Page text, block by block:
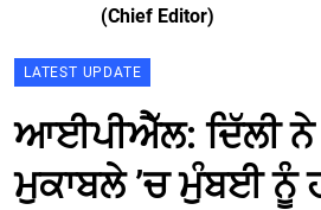
(Chief Editor)
LATEST UPDATE
ਆਈਪੀਐੱਲ: ਦਿੱਲੀ
ਮੁਕਾਬਲੇ ’ਚ ਮੁੰਬਈ ਨੂੰ